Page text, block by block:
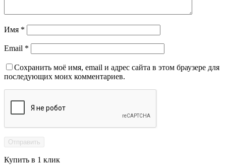
Имя *
Email *
Сохранить моё имя, email и адрес сайта в этом браузере для
последующих моих комментариев.
Купить в 1 клик